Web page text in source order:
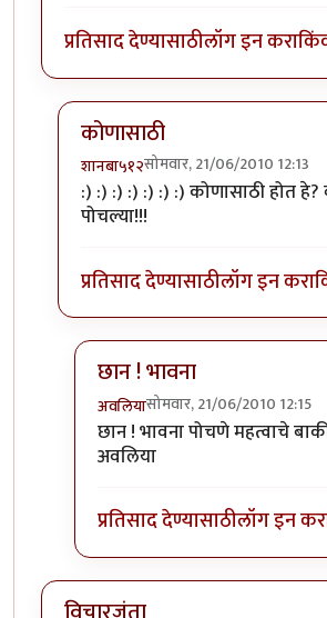
प्रतिसाद देण्यासाठीलॉग इन करा
कोणासाठी
शानबा५१२सोमवार, 21/06/2010 12:13
In reply toतुम्ही कायbyअवलिया
:) :) :) :) :) :) :) कोणासाठी होत हे?
पोचल्या!!!
प्रतिसाद देण्यासाठीलॉग इन करा
छान ! भावना
अवलियासोमवार, 21/06/2010 12:15
In reply toकोणासाठीby
छान ! भावना पोचणे महत्वाचे
अवलिया
प्रतिसाद देण्यासाठीलॉग इन